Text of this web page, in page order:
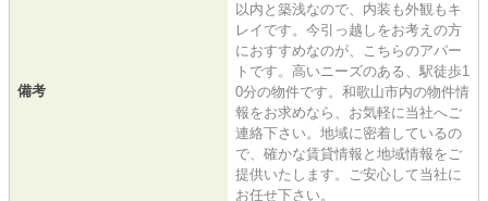
備考
以内と築浅なので、内装も外観もキ
レイです。今引っ越しをお考えの方
におすすめなのが、こちらのアパー
トです。高いニーズのある、駅徒歩1
0分の物件です。和歌山市内の物件情
報をお求めなら、お気軽に当社へご
連絡下さい。地域に密着しているの
で、確かな賃貸情報と地域情報をご
提供いたします。ご安心して当社に
お任せ下さい。